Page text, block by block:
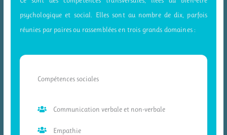
psychologique et social. Elles sont au nombre de dix, parfois
réunies par paires ou rassemblées en trois grands domaines :
Compétences sociales
Communication verbale et non-verbale
Empathie